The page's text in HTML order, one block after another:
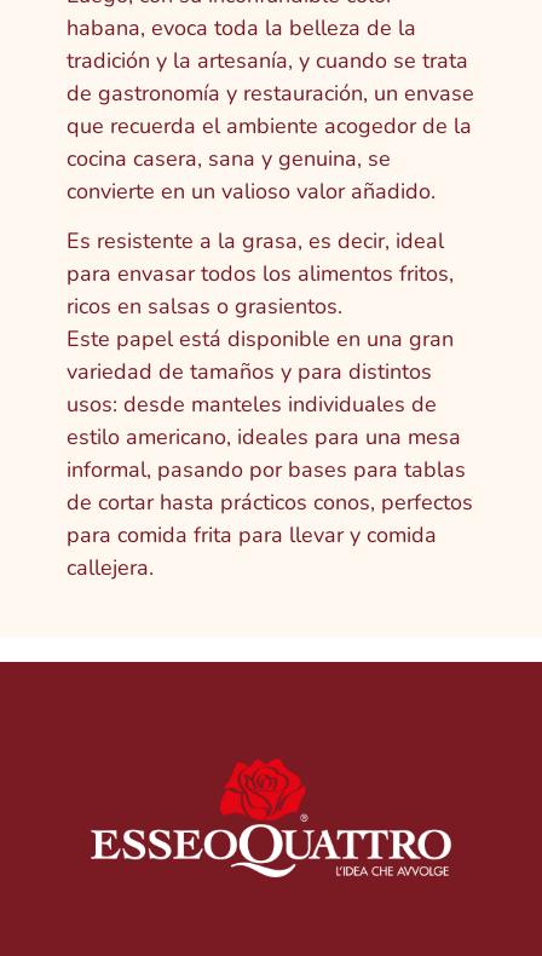
habana, evoca toda la belleza de la
tradición y la artesanía, y cuando se trata
de gastronomía y restauración, un envase
que recuerda el ambiente acogedor de la
cocina casera, sana y genuina, se
convierte en un valioso valor añadido.
Es resistente a la grasa, es decir, ideal
para envasar todos los alimentos fritos,
ricos en salsas o grasientos.
Este papel está disponible en una gran
variedad de tamaños y para distintos
usos: desde manteles individuales de
estilo americano, ideales para una mesa
informal, pasando por bases para tablas
de cortar hasta prácticos conos, perfectos
para comida frita para llevar y comida
callejera.